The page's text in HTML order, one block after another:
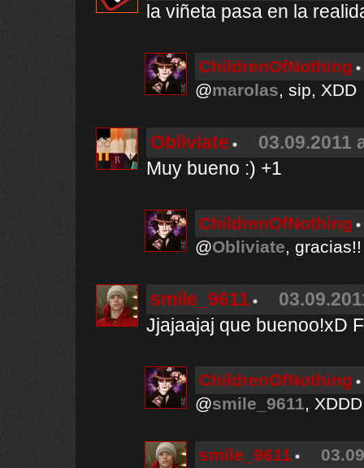
la viñeta pasa en la
ChildrenOfNothing
@marolas, sip, XDD
Obliviate
03.09.2011
Muy bueno :) +1
ChildrenOfNothing
@Obliviate, gracias!!
smile_9611
Jjajaajaj que buenoo!xD
ChildrenOfNothing
@smile_9611,
smile_9611